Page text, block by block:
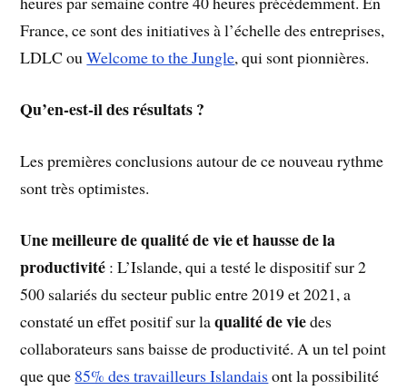
France, ce sont des initiatives à l’échelle des entreprises,
LDLC ouWelcome to the Jungle, qui sont pionnières.
Qu’en-est-il des résultats ?
Les premières conclusions autour de ce nouveau rythme
sont très optimistes.
Une meilleure de qualité de vie et hausse de la
productivité : L’Islande, qui a testé le dispositif sur 2
500 salariés du secteur public entre 2019 et 2021, a
constaté un effet positif sur laqualité de viedes
collaborateurs sans baisse de productivité. A un tel point
que que 85% des travailleurs Islandais ont la possibilité